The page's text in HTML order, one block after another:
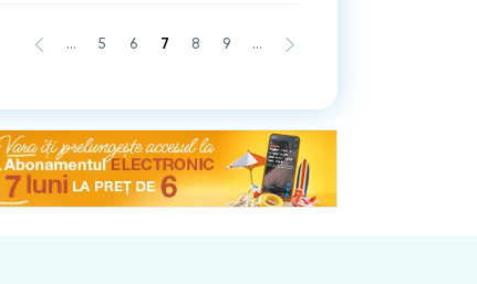
... 5 6 7 8 9 ...